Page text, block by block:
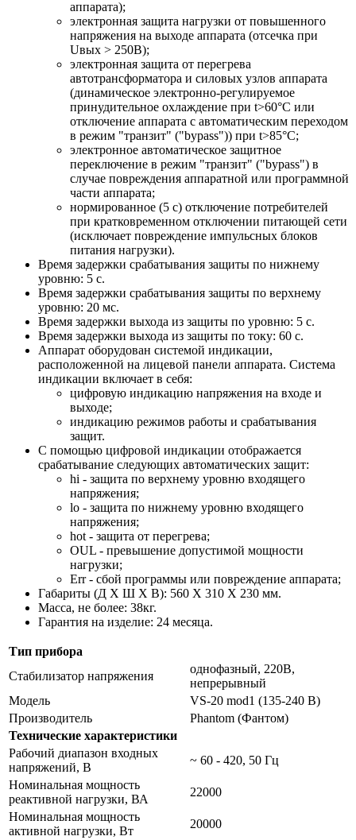
аппарата);
электронная защита нагрузки от повышенного
напряжения на выходе аппарата (отсечка при
Uвых > 250В);
электронная защита от перегрева
автотрансформатора и силовых узлов аппарата
(динамическое электронно-регулируемое
принудительное охлаждение при t>60°С или
отключение аппарата с автоматическим переходом
в режим "транзит" ("bypass")) при t>85°С;
электронное автоматическое защитное
переключение в режим "транзит" ("bypass") в
случае повреждения аппаратной или программной
части аппарата;
нормированное (5 с) отключение потребителей
при кратковременном отключении питающей сети
(исключает повреждение импульсных блоков
питания нагрузки).
Время задержки срабатывания защиты по нижнему
уровню: 5 с.
Время задержки срабатывания защиты по верхнему
уровню: 20 мс.
Время задержки выхода из защиты по уровню: 5 с.
Время задержки выхода из защиты по току: 60 с.
Аппарат оборудован системой индикации,
расположенной на лицевой панели аппарата. Система
индикации включает в себя:
цифровую индикацию напряжения на входе и
выходе;
индикацию режимов работы и срабатывания
защит.
С помощью цифровой индикации отображается
срабатывание следующих автоматических защит:
hi - защита по верхнему уровню входящего
напряжения;
lo - защита по нижнему уровню входящего
напряжения;
hot - защита от перегрева;
OUL - превышение допустимой мощности
нагрузки;
Err - сбой программы или повреждение аппарата;
Габариты (Д Х Ш Х В): 560 X 310 X 230 мм.
Масса, не более: 38кг.
Гарантия на изделие: 24 месяца.
Тип прибора
Стабилизатор напряжения
однофазный, 220В,
непрерывный
Модель
VS-20 mod1 (135-240 В)
Производитель
Phantom (Фантом)
Технические характеристики
Рабочий диапазон входных
напряжений, В
~ 60 - 420, 50 Гц
Номинальная мощность
реактивной нагрузки, ВА
22000
Номинальная мощность
активной нагрузки, Вт
20000